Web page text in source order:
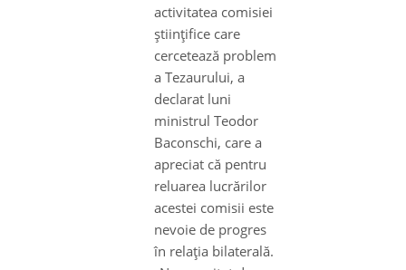
activitatea comisiei
ştiinţifice care
cercetează problem
a Tezaurului, a
declarat luni
ministrul Teodor
Baconschi, care a
apreciat că pentru
reluarea lucrărilor
acestei comisii este
nevoie de progres
în relaţia bilaterală.